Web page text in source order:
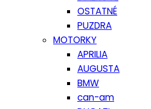
OSTATNÉ
PUZDRA
MOTORKY
APRILIA
AUGUSTA
BMW
can-am